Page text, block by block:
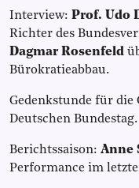
Interview: Prof. Udo
Richter des
Dagmar Rosenfeld
Bürokratieabbau.
Gedenk­stunde für die
Deutschen Bundestag.
Berichtssaison: Anne
Performance im